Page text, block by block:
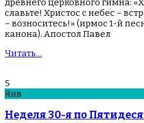
древнего церковного гимна:
славьте! Христос с небес –
– возноситесь!» (ирмос 1-й
канона). Апостол Павел
Читать…
5
Янв
Неделя 30-я по